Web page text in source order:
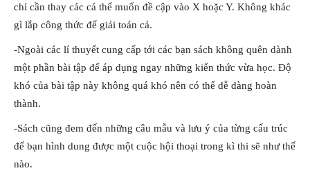
chỉ cần thay các cá thể muốn đề cập vào X hoặc Y. Không khác
gì lắp công thức để giải toán cả.
-Ngoài các lí thuyết cung cấp tới các bạn sách không quên dành
một phần bài tập để áp dụng ngay những kiến thức vừa học. Độ
khó của bài tập này không quá khó nên có thể dễ dàng hoàn
thành.
-Sách cũng đem đến những câu mẫu và lưu ý của từng cấu trúc
để bạn hình dung được một cuộc hội thoại trong kì thi sẽ như thế
nào.